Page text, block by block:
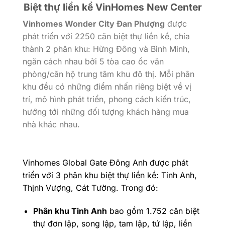
Biệt thự liền kề VinHomes New Center
Vinhomes Wonder City Đan Phượng được
phát triển với 2250 căn biệt thự liền kề, chia
thành 2 phân khu: Hừng Đông và Bình Minh,
ngăn cách nhau bởi 5 tòa cao ốc văn
phòng/căn hộ trung tâm khu đô thị. Mỗi phân
khu đều có những điểm nhấn riêng biệt về vị
trí, mô hình phát triển, phong cách kiến trúc,
hướng tới những đối tượng khách hàng mua
nhà khác nhau.
Vinhomes Global Gate Đông Anh được phát
triển với 3 phân khu biệt thự liền kề: Tinh Anh,
Thịnh Vượng, Cát Tường. Trong đó:
Phân khu Tinh Anh bao gồm 1.752 căn biệt
thự đơn lập, song lập, tam lập, tứ lập, liền